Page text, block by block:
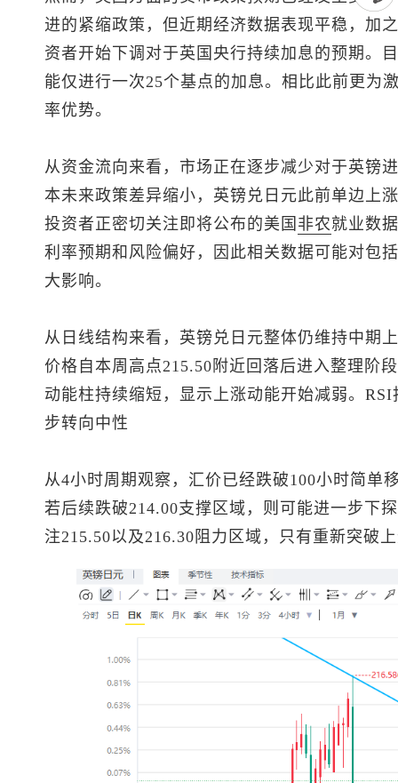
进的紧缩政策，但近期经济数据表现平稳，加
资者开始下调对于英国央行持续加息的预期。
能仅进行一次25个基点的加息。相比此前更为
率优势。
从资金流向来看，市场正在逐步减少对于英镑
本未来政策差异缩小， 英镑兑日元此前单边上
投资者正密切关注即将公布的美国 非农就业数
利率预期和风险偏好，因此相关数据可能对包括
大影响。
从日线结构来看， 英镑兑日元整体仍维持中期
价格自本周高点215.50附近回落后进入整理阶
动能柱持续缩短，显示上涨动能开始减弱。
步转向中性
从4小时周期观察，汇价已经跌破100小时简单
若后续跌破214.00支撑区域，则可能进一步下
注215.50以及216.30阻力区域，只有重新突破